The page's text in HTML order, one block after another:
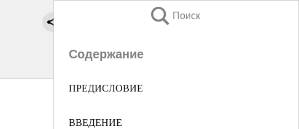
Поиск
Содержание
ПРЕДИСЛОВИЕ
ВВЕДЕНИЕ